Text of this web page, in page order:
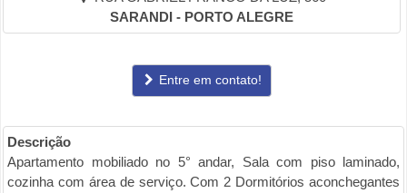
SARANDI - PORTO ALEGRE
Entre em contato!
Descrição
Apartamento mobiliado no 5° andar, Sala com piso laminado,
cozinha com área de serviço. Com 2 Dormitórios aconchegantes